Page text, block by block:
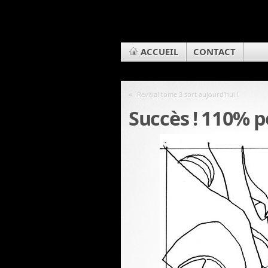
ACCUEIL CONTACT
« Revival tome 3 sort aujourd’hui !
Succès ! 110%